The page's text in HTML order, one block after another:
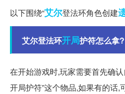
以下围绕“艾尔登法环角色创建
艾尔登法环开局护符怎么拿?
在开始游戏时,玩家需要首先确
开局护符”这个物品,如果有的话